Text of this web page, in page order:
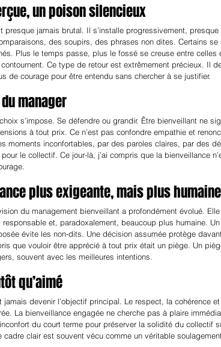
un poison silencieux
presque jamais brutal. Il s’installe progressivement,
des soupirs, des phrases non dites. Certains se
Plus le temps passe, plus le fossé se creuse entre celles
Ce type de retour est extrêmement précieux. Il
de courage pour être entendu sans chercher à se justifier.
manager
s’impose. Se défendre ou grandir. Être bienveillant ne
à tout prix. Ce n’est pas confondre empathie et
moments inconfortables, par des paroles claires, par des
le collectif. Ce jour-là, j’ai compris que la bienveillance
plus exigeante, mais plus humaine
du management bienveillant a profondément évolué.
et, paradoxalement, beaucoup plus humaine.
évite les non-dits. Une décision assumée protège
que vouloir être apprécié à tout prix était un piège. Un
souvent avec les meilleures intentions.
qu’aimé
jamais devenir l’objectif principal. Le respect, la cohérence
La bienveillance engagée ne cherche pas à plaire
du court terme pour préserver la solidité du collectif
cadre clair est souvent vécu comme un véritable